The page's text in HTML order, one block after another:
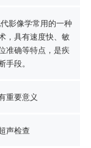
影像学常用的一种
，具有速度快、敏
准确等特点，是疾
手段。
重要意义
声检查